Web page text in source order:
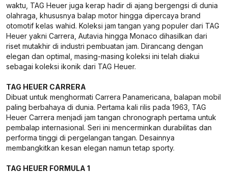
waktu, TAG Heuer juga kerap hadir di ajang bergengsi di dunia
olahraga, khususnya balap motor hingga dipercaya brand
otomotif kelas wahid. Koleksi jam tangan yang populer dari TAG
Heuer yakni Carrera, Autavia hingga Monaco dihasilkan dari
riset mutakhir di industri pembuatan jam. Dirancang dengan
elegan dan optimal, masing-masing koleksi ini telah diakui
sebagai koleksi ikonik dari TAG Heuer.
TAG HEUER CARRERA
Dibuat untuk menghormati Carrera Panamericana, balapan mobil
paling berbahaya di dunia. Pertama kali rilis pada 1963, TAG
Heuer Carrera menjadi jam tangan chronograph pertama untuk
pembalap internasional. Seri ini mencerminkan durabilitas dan
performa tinggi di pergelangan tangan. Desainnya
membangkitkan kesan elegan namun tetap sporty.
TAG HEUER FORMULA 1